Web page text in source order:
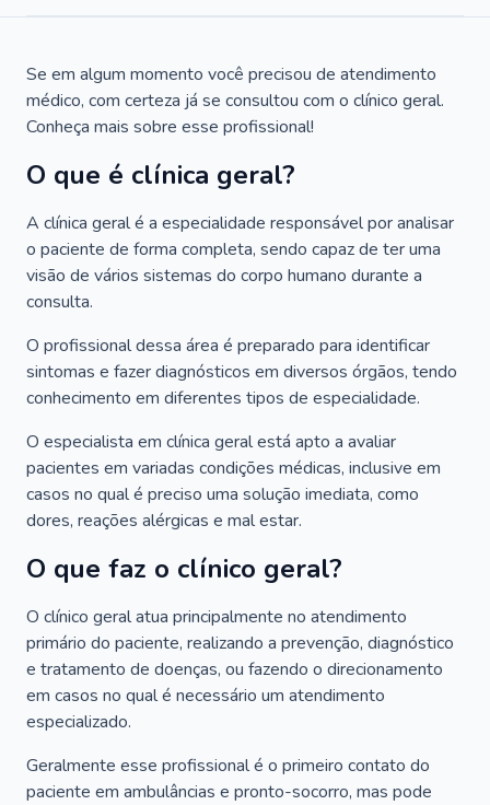
Se em algum momento você precisou de atendimento
médico, com certeza já se consultou com o clínico geral.
Conheça mais sobre esse profissional!
O que é clínica geral?
A clínica geral é a especialidade responsável por analisar
o paciente de forma completa, sendo capaz de ter uma
visão de vários sistemas do corpo humano durante a
consulta.
O profissional dessa área é preparado para identificar
sintomas e fazer diagnósticos em diversos órgãos, tendo
conhecimento em diferentes tipos de especialidade.
O especialista em clínica geral está apto a avaliar
pacientes em variadas condições médicas, inclusive em
casos no qual é preciso uma solução imediata, como
dores, reações alérgicas e mal estar.
O que faz o clínico geral?
O clínico geral atua principalmente no atendimento
primário do paciente, realizando a prevenção, diagnóstico
e tratamento de doenças, ou fazendo o direcionamento
em casos no qual é necessário um atendimento
especializado.
Geralmente esse profissional é o primeiro contato do
paciente em ambulâncias e pronto-socorro, mas pode